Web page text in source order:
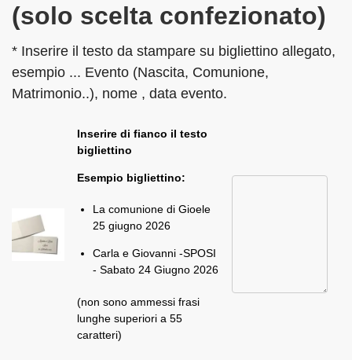
(solo scelta confezionato)
* Inserire il testo da stampare su bigliettino allegato,
esempio ... Evento (Nascita, Comunione,
Matrimonio..), nome , data evento.
Inserire di fianco il testo
bigliettino
Esempio bigliettino:
La comunione di Gioele
25 giugno 2026
Carla e Giovanni -SPOSI
- Sabato 24 Giugno 2026
(non sono ammessi frasi
lunghe superiori a 55
caratteri)